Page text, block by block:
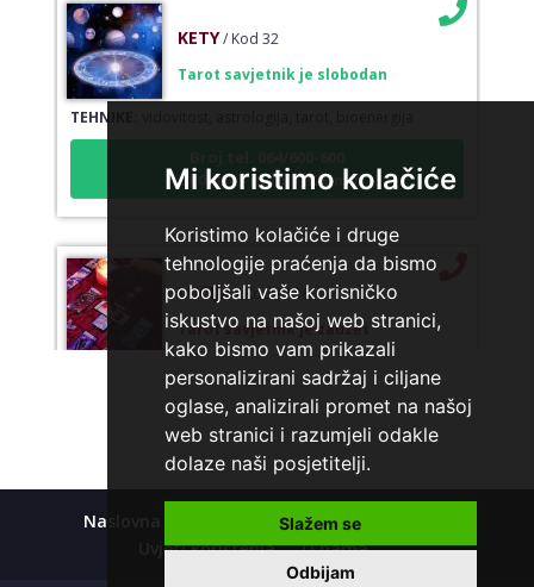
Mi koristimo kolačiće
Koristimo kolačiće i druge
tehnologije praćenja da bismo
poboljšali vaše korisničko
iskustvo na našoj web stranici,
kako bismo vam prikazali
personalizirani sadržaj i ciljane
oglase, analizirali promet na našoj
web stranici i razumjeli odakle
dolaze naši posjetitelji.
Slažem se
Odbijam
KETY / Kod 32
Tarot savjetnik je slobodan
TEHNIKE:
tel:0,93€ - mob:1,12€ min
LUCIJA / Kod #136
Tarot savjetnik je zauzet
sudbinske karte, anđeoske poruke
Broj tel: 064/600-600
tel:0,93€ - mob:1,12€ min
Tarot savjetnik je slobodan
Naslovna
Polica privatnosti
Uvjeti korištenja
O nama